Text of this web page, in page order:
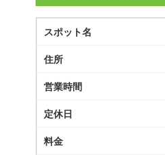
スポット名
住所
営業時間
定休日
料金